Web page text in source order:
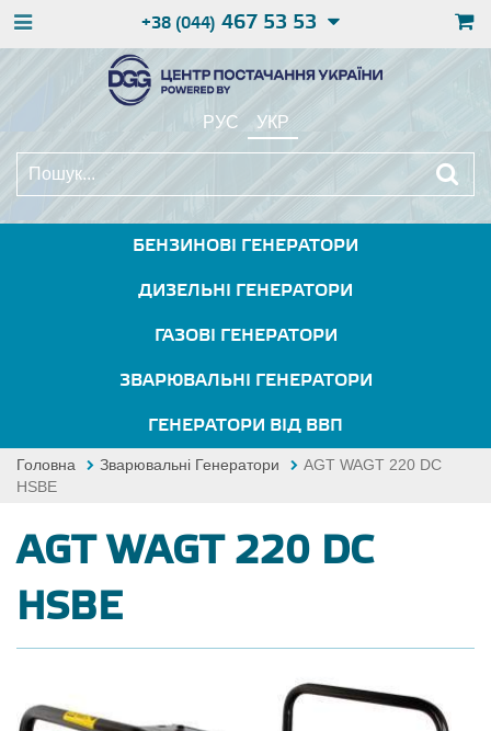
+38 (044) 467 53 53
РУС УКР
БЕНЗИНОВІ ГЕНЕРАТОРИ
ДИЗЕЛЬНІ ГЕНЕРАТОРИ
ГАЗОВІ ГЕНЕРАТОРИ
ЗВАРЮВАЛЬНІ ГЕНЕРАТОРИ
ГЕНЕРАТОРИ ВІД ВВП
Головна Зварювальні Генератори
AGT WAGT 220 DC
HSBE
AGT WAGT 220 DC
HSBE